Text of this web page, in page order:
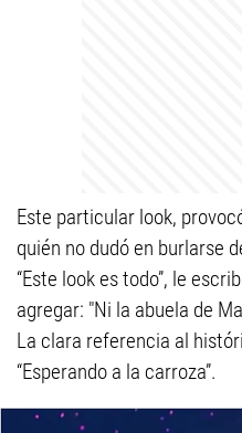
Este particular look,
quién no dudó en burlarse
“Este look es todo”, le
agregar: "Ni la abuela de
La clara referencia al
“Esperando a la carroza”.